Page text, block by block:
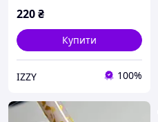
220₴
Купити
IZZY 100%